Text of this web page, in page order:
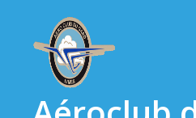
content